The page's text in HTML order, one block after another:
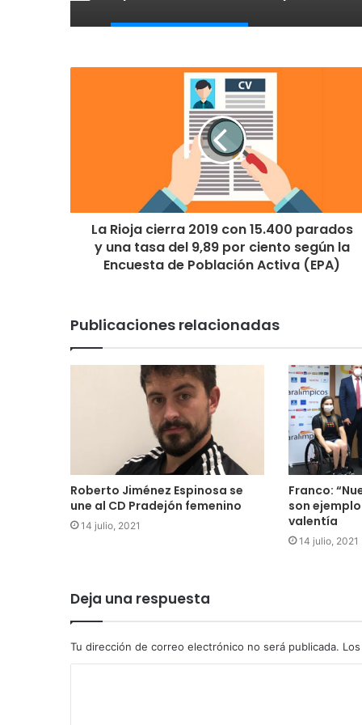
La Rioja cierra 2019 con 15.400 parados
y una tasa del 9,89 por ciento según la
Encuesta de Población Activa (EPA)
Publicaciones relacionadas
Roberto Jiménez Espinosa se
une al CD Pradejón femenino
14 julio, 2021
Franco:
son
valentía
14 julio, 2021
Deja una respuesta
Tu dirección de correo electrónico no será publicada.